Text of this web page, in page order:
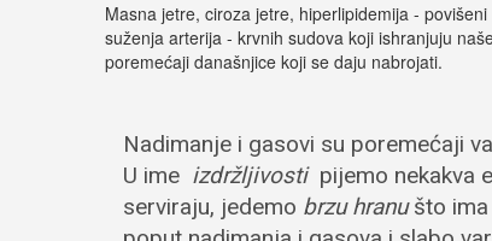
Masna jetre, ciroza jetre, hiperlipidemija -
suženja arterija - krvnih sudova koji ishranjuju
poremećaji današnjice koji se daju nabrojati.
Nadimanje i gasovi su poremećaji
U ime izdržljivostipijemo nekakva
serviraju, jedemo brzu hranušto